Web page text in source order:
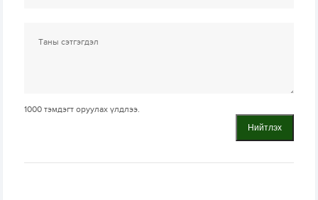
1000 тэмдэгт оруулах үлдлээ.
Нийтлэх